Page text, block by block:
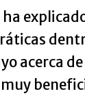
acerca